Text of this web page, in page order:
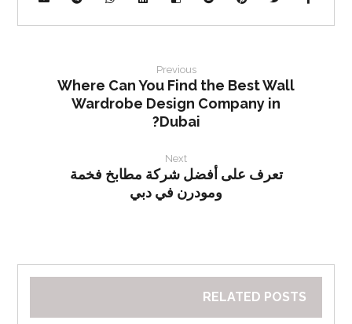
Previous
Where Can You Find the Best Wall
Wardrobe Design Company in
Dubai?
Next
تعرف على أفضل شركة مطابخ فخمة
ومودرن في دبي
RELATED POSTS